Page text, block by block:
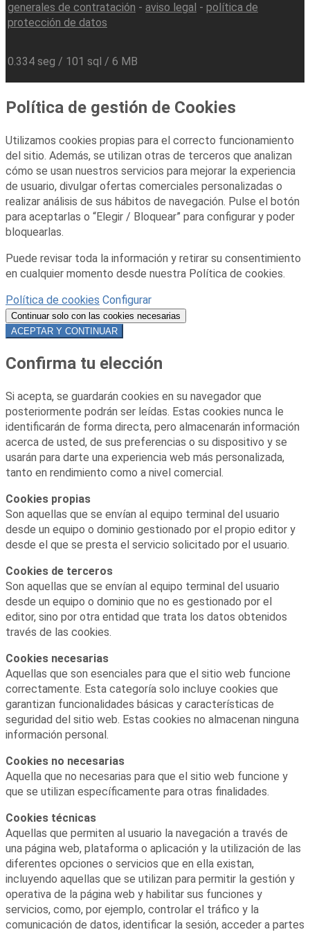
generales de contratación - aviso legal - política de
protección de datos
0.334 seg / 101 sql / 6 MB
Política de gestión de Cookies
Utilizamos cookies propias para el correcto funcionamiento
del sitio. Además, se utilizan otras de terceros que analizan
cómo se usan nuestros servicios para mejorar la experiencia
de usuario, divulgar ofertas comerciales personalizadas o
realizar análisis de sus hábitos de navegación. Pulse el botón
para aceptarlas o “Elegir / Bloquear” para configurar y poder
bloquearlas.
Puede revisar toda la información y retirar su consentimiento
en cualquier momento desde nuestra Política de cookies.
Política de cookies Configurar
Continuar solo con las cookies necesarias
ACEPTAR Y CONTINUAR
Confirma tu elección
Si acepta, se guardarán cookies en su navegador que
posteriormente podrán ser leídas. Estas cookies nunca le
identificarán de forma directa, pero almacenarán información
acerca de usted, de sus preferencias o su dispositivo y se
usarán para darte una experiencia web más personalizada,
tanto en rendimiento como a nivel comercial.
Cookies propias
Son aquellas que se envían al equipo terminal del usuario
desde un equipo o dominio gestionado por el propio editor y
desde el que se presta el servicio solicitado por el usuario.
Cookies de terceros
Son aquellas que se envían al equipo terminal del usuario
desde un equipo o dominio que no es gestionado por el
editor, sino por otra entidad que trata los datos obtenidos
través de las cookies.
Cookies necesarias
Aquellas que son esenciales para que el sitio web funcione
correctamente. Esta categoría solo incluye cookies que
garantizan funcionalidades básicas y características de
seguridad del sitio web. Estas cookies no almacenan ninguna
información personal.
Cookies no necesarias
Aquella que no necesarias para que el sitio web funcione y
que se utilizan específicamente para otras finalidades.
Cookies técnicas
Aquellas que permiten al usuario la navegación a través de
una página web, plataforma o aplicación y la utilización de las
diferentes opciones o servicios que en ella existan,
incluyendo aquellas que se utilizan para permitir la gestión y
operativa de la página web y habilitar sus funciones y
servicios, como, por ejemplo, controlar el tráfico y la
comunicación de datos, identificar la sesión, acceder a partes